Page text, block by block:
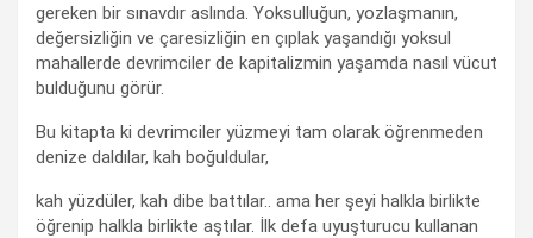
gereken bir sınavdır aslında. Yoksulluğun, yozlaşmanın,
değersizliğin ve çaresizliğin en çıplak yaşandığı yoksul
mahallerde devrimciler de kapitalizmin yaşamda nasıl vücut
bulduğunu görür.
Bu kitapta ki devrimciler yüzmeyi tam olarak öğrenmeden
denize daldılar, kah boğuldular,
kah yüzdüler, kah dibe battılar.. ama her şeyi halkla birlikte
öğrenip halkla birlikte aştılar. İlk defa uyuşturucu kullanan